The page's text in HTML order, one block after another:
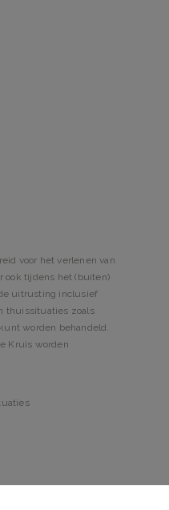
voor het verlenen van
ook tijdens het (buiten)
uitrusting inclusief
thuissituaties zoals
worden behandeld.
Kruis worden